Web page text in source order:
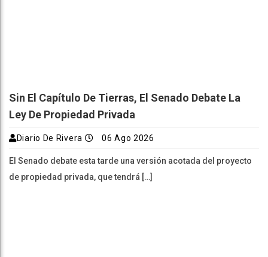
Sin El Capítulo De Tierras, El Senado Debate La
Ley De Propiedad Privada
Diario De Rivera 06 Ago 2026
El Senado debate esta tarde una versión acotada del proyecto
de propiedad privada, que tendrá […]